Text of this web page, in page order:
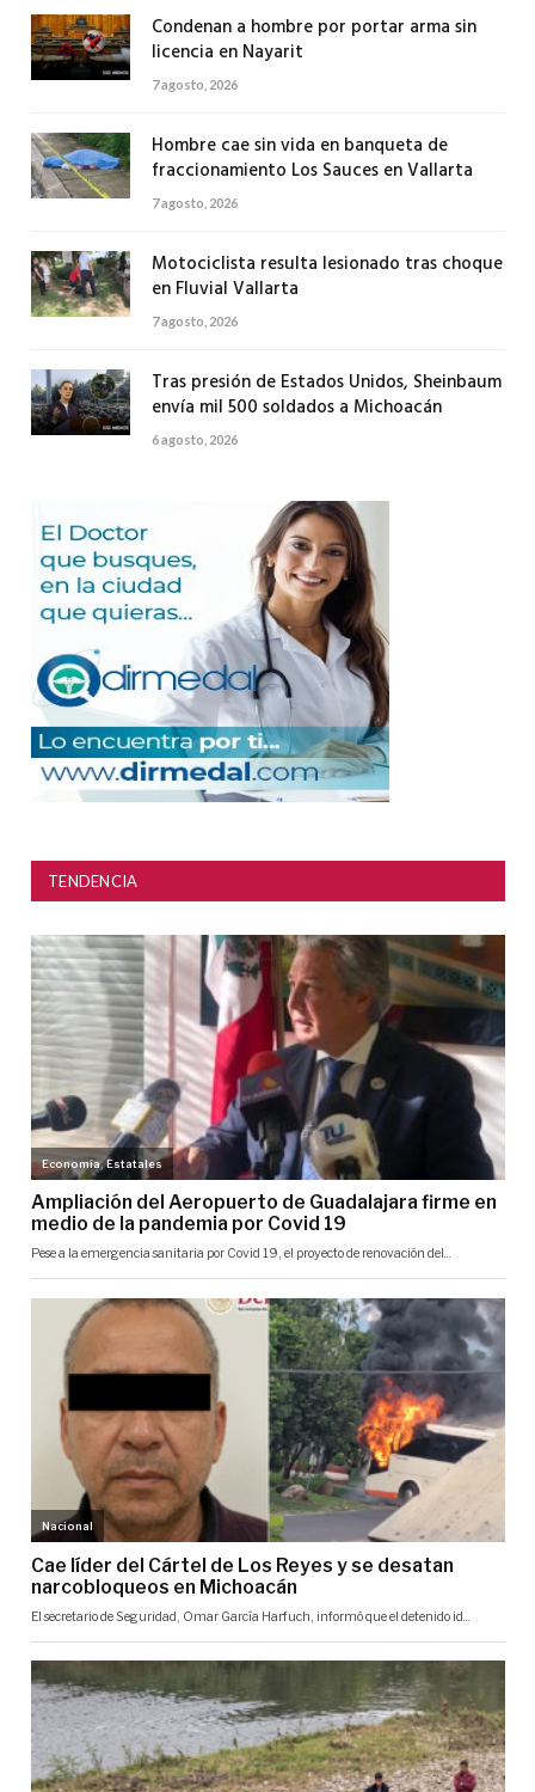
Condenan a hombre por portar arma sin
licencia en Nayarit
7 agosto, 2026
Hombre cae sin vida en banqueta de
fraccionamiento Los Sauces en Vallarta
7 agosto, 2026
Motociclista resulta lesionado tras choque
en Fluvial Vallarta
7 agosto, 2026
Tras presión de Estados Unidos, Sheinbaum
envía mil 500 soldados a Michoacán
6 agosto, 2026
TENDENCIA